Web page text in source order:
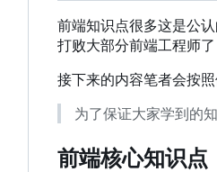
前端知识点很多这是公
打败大部分前端工程师
接下来的内容笔者会按
为了保证大家学到的
前端核心知识点